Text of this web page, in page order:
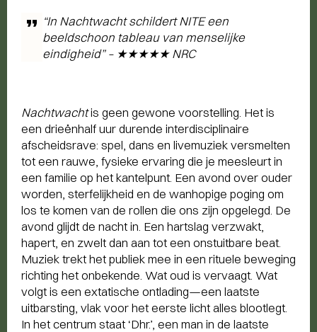
“In Nachtwachtschildert NITE een
beeldschoon tableau van menselijke
eindigheid” – ★★★★★ NRC
Nachtwachtis geen gewone voorstelling. Het is
een drieënhalf uur durende interdisciplinaire
afscheidsrave: spel, dans en livemuziek versmelten
tot een rauwe, fysieke ervaring die je meesleurt in
een familie op het kantelpunt. Een avond over ouder
worden, sterfelijkheid en de wanhopige poging om
los te komen van de rollen die ons zijn opgelegd. De
avond glijdt de nacht in. Een hartslag verzwakt,
hapert, en zwelt dan aan tot een onstuitbare beat.
Muziek trekt het publiek mee in een rituele beweging
richting het onbekende. Wat oud is vervaagt. Wat
volgt is een extatische ontlading—een laatste
uitbarsting, vlak voor het eerste licht alles blootlegt.
In het centrum staat ‘Dhr.’, een man in de laatste